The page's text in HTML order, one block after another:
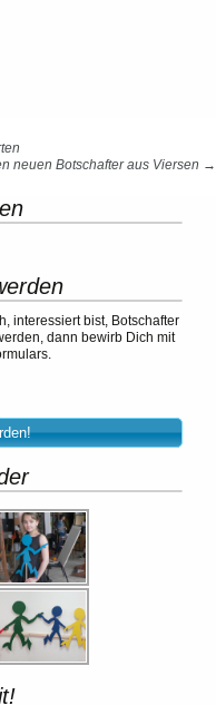
neuen Botschafter aus Viersen →
interessiert bist, Botschafter
dann bewirb Dich mit